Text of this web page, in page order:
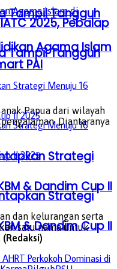
Tampil Tangguh
Strategi
& Dandim Cup II
2025, Pebalap
Tampil Tangguh
Strategi
& Dandim Cup II
Agama Islam
PAI
Papua dari wilayah
Diantaranya
dan kelurangan serta
satu nama untuk
(Redaksi)